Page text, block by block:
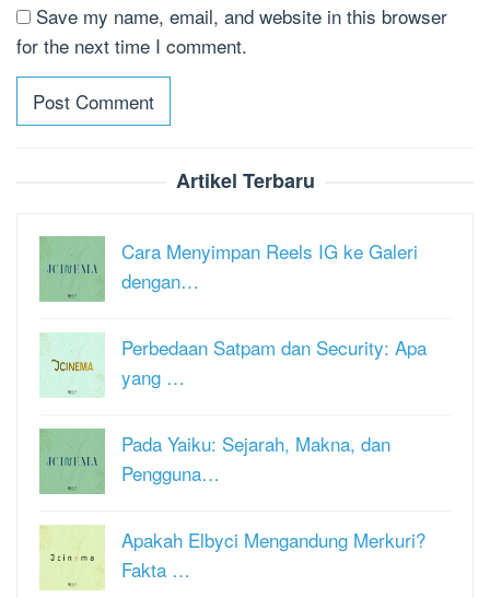
Save my name, email, and website in this browser
for the next time I comment.
Artikel Terbaru
Cara Menyimpan Reels IG ke Galeri
dengan…
Perbedaan Satpam dan Security: Apa
yang …
Pada Yaiku: Sejarah, Makna, dan
Pengguna…
Apakah Elbyci Mengandung Merkuri?
Fakta …